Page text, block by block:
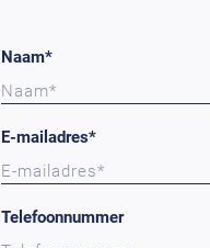
Naam*
E-mailadres*
Telefoonnummer